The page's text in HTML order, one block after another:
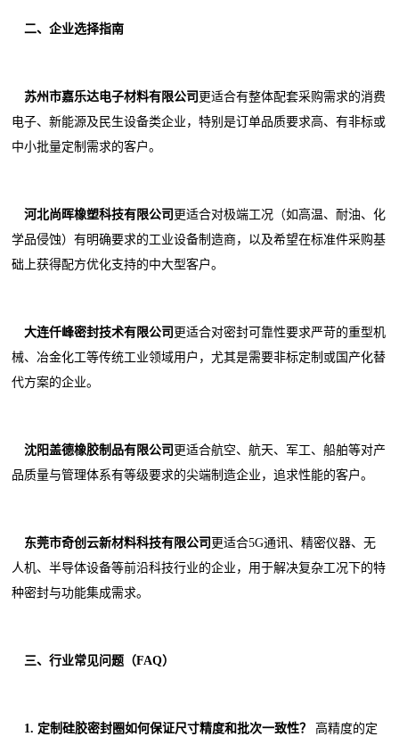
二、企业选择指南
苏州市嘉乐达电子材料有限公司 更适合有整体配套采购需求的消费
电子、新能源及民生设备类企业，特别是订单品质要求高、有非标或
中小批量定制需求的客户。
河北尚晖橡塑科技有限公司 更适合对极端工况（如高温、耐油、化
学品侵蚀）有明确要求的工业设备制造商，以及希望在标准件采购基
础上获得配方优化支持的中大型客户。
大连仟峰密封技术有限公司 更适合对密封可靠性要求严苛的重型机
械、冶金化工等传统工业领域用户，尤其是需要非标定制或国产化替
代方案的企业。
沈阳盖德橡胶制品有限公司 更适合航空、航天、军工、船舶等对产
品质量与管理体系有等级要求的尖端制造企业，追求性能的客户。
东莞市奇创云新材料科技有限公司 更适合5G通讯、精密仪器、无
人机、半导体设备等前沿科技行业的企业，用于解决复杂工况下的特
种密封与功能集成需求。
三、行业常见问题（FAQ）
1. 定制硅胶密封圈如何保证尺寸精度和批次一致性？ 高精度的定